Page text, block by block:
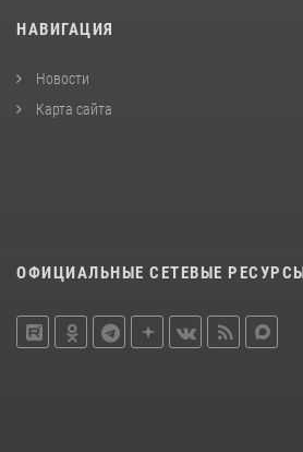
НАВИГАЦИЯ
Новости
Карта сайта
ОФИЦИАЛЬНЫЕ СЕТЕВЫЕ РЕСУРСЫ